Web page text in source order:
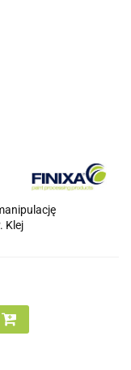
Klej